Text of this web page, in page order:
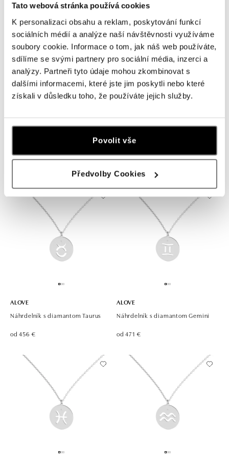
Tato webová stránka používá cookies
K personalizaci obsahu a reklam, poskytování funkcí
sociálních médií a analýze naší návštěvnosti využíváme
soubory cookie. Informace o tom, jak náš web používáte,
sdílíme se svými partnery pro sociální média, inzerci a
analýzy. Partneři tyto údaje mohou zkombinovat s
dalšími informacemi, které jste jim poskytli nebo které
získali v důsledku toho, že používáte jejich služby.
Povolit vše
Předvolby Cookies
ALOVE
Náhrdelník s diamantom Taurus
od 456 €
ALOVE
Náhrdelník s diamantom Gemini
od 471 €